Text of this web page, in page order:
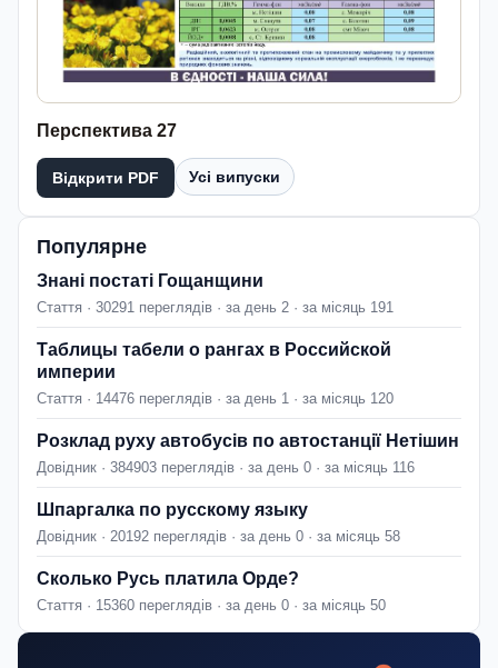
Перспектива 27
Відкрити PDF Усі випуски
Популярне
Знані постаті Гощанщини
Стаття · 30291 переглядів · за день 2 · за місяць 191
Таблицы табели о рангах в Российской
империи
Стаття · 14476 переглядів · за день 1 · за місяць 120
Розклад руху автобусів по автостанції Нетішин
Довідник · 384903 переглядів · за день 0 · за місяць 116
Шпаргалка по русскому языку
Довідник · 20192 переглядів · за день 0 · за місяць 58
Сколько Русь платила Орде?
Стаття · 15360 переглядів · за день 0 · за місяць 50